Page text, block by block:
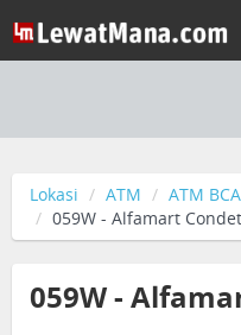
Lokasi ATM
ATM BCA
059W - Alfamart
059W -